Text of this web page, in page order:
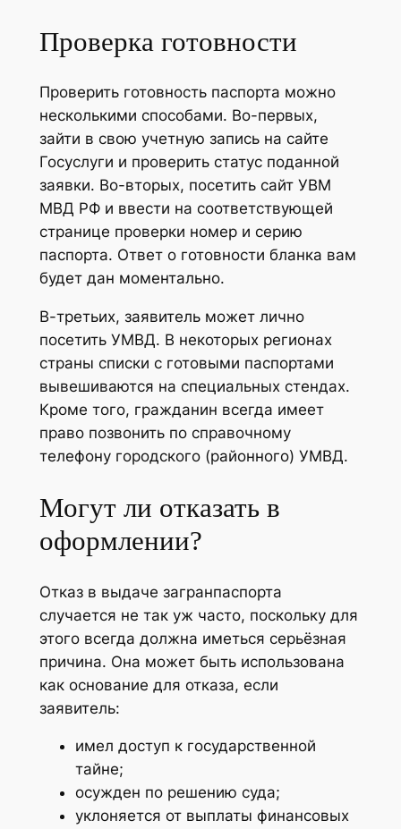
Проверка готовности
Проверить готовность паспорта можно
несколькими способами. Во-первых,
зайти в свою учетную запись на сайте
Госуслуги и проверить статус поданной
заявки. Во-вторых, посетить сайт УВМ
МВД РФ и ввести на соответствующей
странице проверки номер и серию
паспорта. Ответ о готовности бланка вам
будет дан моментально.
В-третьих, заявитель может лично
посетить УМВД. В некоторых регионах
страны списки с готовыми паспортами
вывешиваются на специальных стендах.
Кроме того, гражданин всегда имеет
право позвонить по справочному
телефону городского (районного) УМВД.
Могут ли отказать в
оформлении?
Отказ в выдаче загранпаспорта
случается не так уж часто, поскольку для
этого всегда должна иметься серьёзная
причина. Она может быть использована
как основание для отказа, если
заявитель:
имел доступ к государственной
тайне;
осужден по решению суда;
уклоняется от выплаты финансовых